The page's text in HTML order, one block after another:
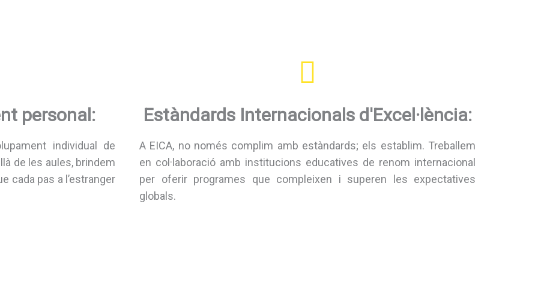
personal:
individual de
de les aules, brindem
cada pas a l’estranger
Estàndards Internacionals d'Excel·lència:
A EICA, no només complim amb estàndards; els establim. Treballem
en col·laboració amb institucions educatives de renom internacional
per oferir programes que compleixen i superen les expectatives
globals.